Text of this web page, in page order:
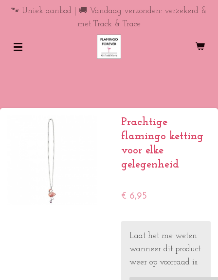
Ga🐾 Uniek aanbod | 🚚 Vandaag verzonden: verzekerd &
met Track & Trace
Prachtige
flamingo ketting
voor elke
gelegenheid
€ 6,95
Laat het me weten
wanneer dit product
weer op voorraad is.